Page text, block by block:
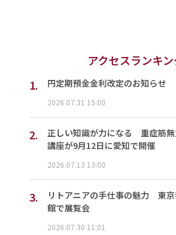
アクセスランキ
1.
円定期預金金利改定のお知らせ
2026.07.31 15:00
2.
正しい知識が力になる 重症筋
講座が9月12日に愛知で開催
2026.07.13 13:00
3.
リトアニアの手仕事の魅力 東
館で展覧会
2026.07.30 11:01